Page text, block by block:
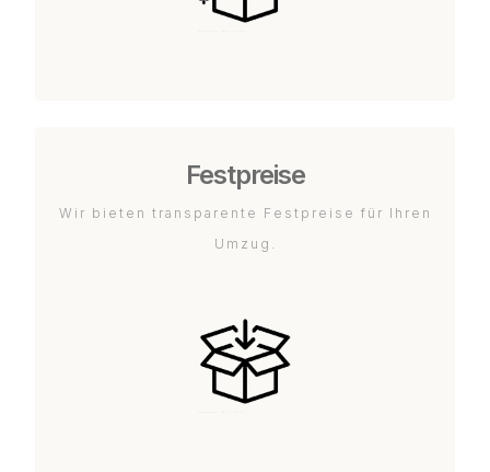
Festpreise
Wir bieten transparente Festpreise für Ihren
Umzug.